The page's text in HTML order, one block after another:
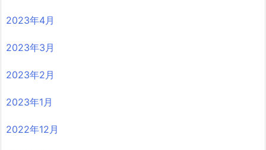
2023年4月
2023年3月
2023年2月
2023年1月
2022年12月